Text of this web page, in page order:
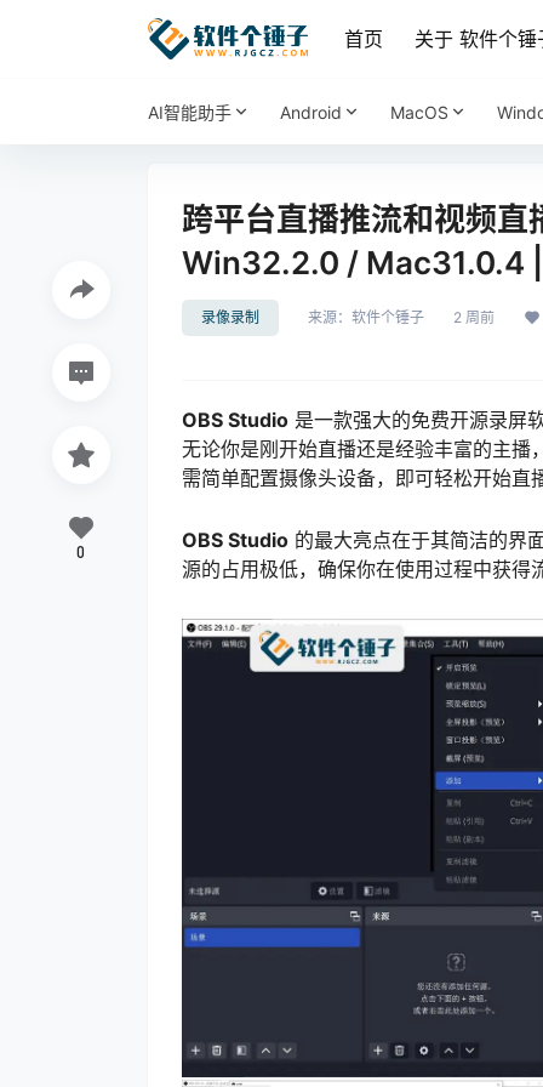
首页 关于 软件个锤
AI智能助手 Android MacOS
跨平台直播推流和视频
Win32.2.0 / Mac31.0.4
录像录制 来源： 软件个锤子 2 周前
OBS Studio 是一款强大的免费开源录屏
无论你是刚开始直播还是经验丰富的主
需简单配置摄像头设备，即可轻松开始直
OBS Studio 的最大亮点在于其简洁的界
源的占用极低，确保你在使用过程中获得
0